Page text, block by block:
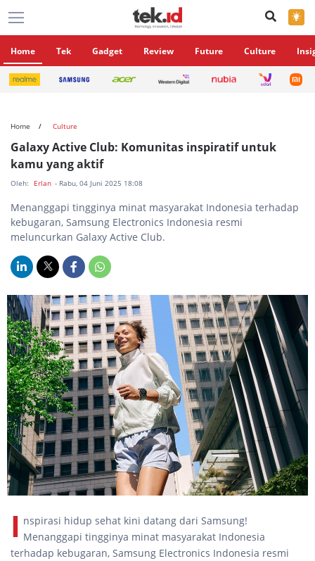
×
Home Tek Gadget Review Future Culture
Home Culture
Galaxy Active Club: Komunitas inspiratif untuk
kamu yang aktif
Oleh: Erlan - Rabu, 04 Juni 2025 18:08
Menanggapi tingginya minat masyarakat Indonesia terhadap
kebugaran, Samsung Electronics Indonesia resmi
meluncurkan Galaxy Active Club.
I nspirasi hidup sehat kini datang dari Samsung!
Menanggapi tingginya minat masyarakat Indonesia
terhadap kebugaran, Samsung Electronics Indonesia resmi